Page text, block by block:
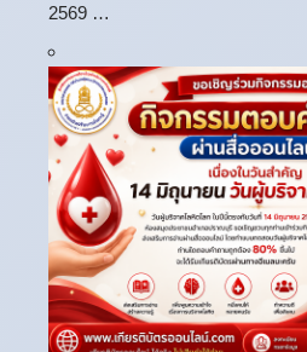
2569 …